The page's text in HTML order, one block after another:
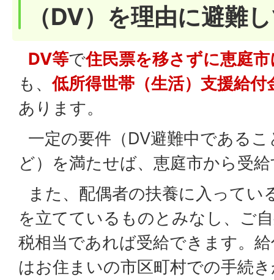
（DV）を理由に避難
DV等で住民票を移さずに恵庭
も、低所得世帯（生活）支援給
あります。
一定の要件（DV避難中である
ど）を満たせば、恵庭市から受
また、配偶者の扶養に入ってい
を立てているものとみなし、ご
税相当であれば受給できます。
はお住まいの市区町村での手続